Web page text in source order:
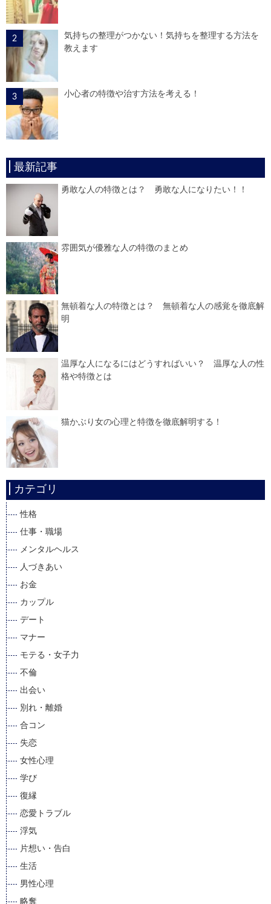
気持ちの整理がつかない！気持ちを整理する方法を
教えます
小心者の特徴や治す方法を考える！
最新記事
勇敢な人の特徴とは？ 勇敢な人になりたい！！
雰囲気が優雅な人の特徴のまとめ
無頓着な人の特徴とは？ 無頓着な人の感覚を徹底解
明
温厚な人になるにはどうすればいい？ 温厚な人の性
格や特徴とは
猫かぶり女の心理と特徴を徹底解明する！
カテゴリ
性格
仕事・職場
メンタルヘルス
人づきあい
お金
カップル
デート
マナー
モテる・女子力
不倫
出会い
別れ・離婚
合コン
失恋
女性心理
学び
復縁
恋愛トラブル
浮気
片想い・告白
生活
男性心理
略奪